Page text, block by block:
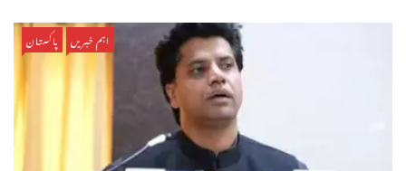
اہم خبریں پاکستان